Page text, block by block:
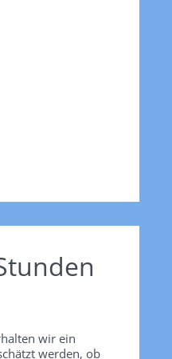
wir ein
werden, ob